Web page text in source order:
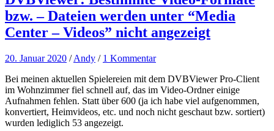
bzw. – Dateien werden unter “Media
Center – Videos” nicht angezeigt
20. Januar 2020 /Andy / 1 Kommentar
Bei meinen aktuellen Spielereien mit dem DVBViewer Pro-Client
im Wohnzimmer fiel schnell auf, das im Video-Ordner einige
Aufnahmen fehlen. Statt über 600 (ja ich habe viel aufgenommen,
konvertiert, Heimvideos, etc. und noch nicht geschaut bzw. sortiert)
wurden lediglich 53 angezeigt.